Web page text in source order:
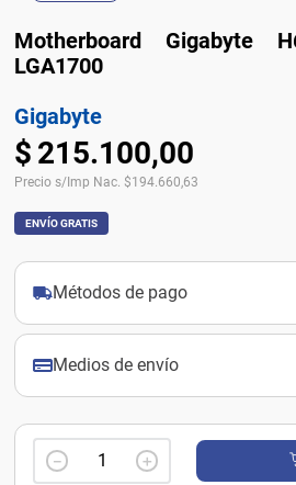
Motherboard Gigabyte
LGA1700
Gigabyte
$ 215.100,00
Precio s/Imp Nac. $194.660,63
ENVÍO GRATIS
Métodos de pago
Medios de envío
＋
－